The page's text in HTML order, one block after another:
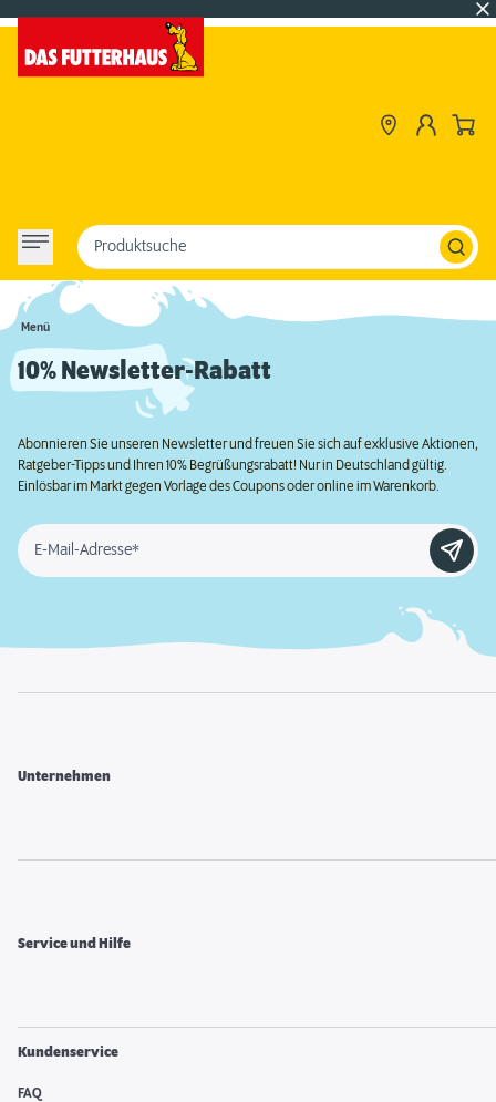
Menü
Produktsuche
10% Newsletter-Rabatt
Abonnieren Sie unseren Newsletter und freuen Sie sich auf exklusive Aktionen,
Ratgeber-Tipps und Ihren 10% Begrüßungsrabatt! Nur in Deutschland gültig.
Einlösbar im Markt gegen Vorlage des Coupons oder online im Warenkorb.
E-Mail-Adresse*
Unternehmen
Service und Hilfe
Kundenservice
FAQ